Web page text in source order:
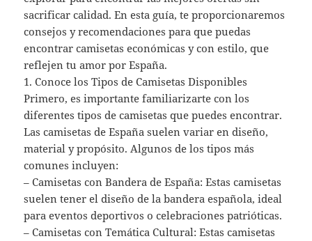
sacrificar calidad. En esta guía, te proporcionaremos
consejos y recomendaciones para que puedas
encontrar camisetas económicas y con estilo, que
reflejen tu amor por España.
1. Conoce los Tipos de Camisetas Disponibles
Primero, es importante familiarizarte con los
diferentes tipos de camisetas que puedes encontrar.
Las camisetas de España suelen variar en diseño,
material y propósito. Algunos de los tipos más
comunes incluyen:
– Camisetas con Bandera de España: Estas camisetas
suelen tener el diseño de la bandera española, ideal
para eventos deportivos o celebraciones patrióticas.
– Camisetas con Temática Cultural: Estas camisetas